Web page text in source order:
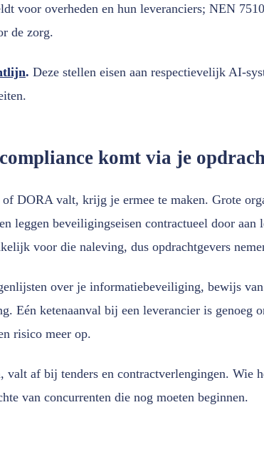
voor overheden en hun leveranciers; NEN
de zorg.
. Deze stellen eisen aan respectievelijk AI-
komt via je
DORA valt, krijg je ermee te maken. Grote
leggen beveiligingseisen contractueel door
voor die naleving, dus opdrachtgevers
over je informatiebeveiliging, bewijs
Eén ketenaanval bij een leverancier is genoeg
risico meer op.
valt af bij tenders en contractverlengingen. Wie
van concurrenten die nog moeten beginnen.